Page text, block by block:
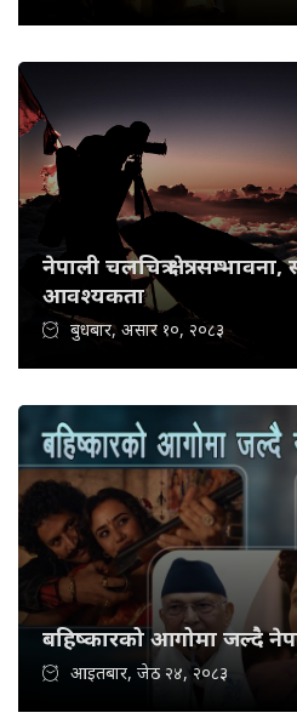
नेपाली चलचित्र क्षेत्र:
आवश्यकता
बुधबार, असार १०, २०८३
बहिष्कारको आगोमा जल्दै
आइतबार, जेठ २४, २०८३